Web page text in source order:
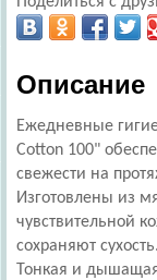
Описание
Ежедневные
Cotton 100"
свежести на
Изготовлены из
чувствительной
сохраняют сухость.
Тонкая и